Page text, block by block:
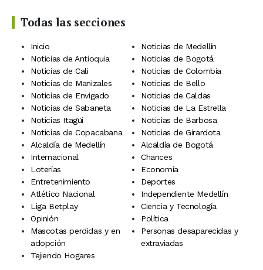
Todas las secciones
Inicio
Noticias de Medellín
Noticias de Antioquia
Noticias de Bogotá
Noticias de Cali
Noticias de Colombia
Noticias de Manizales
Noticias de Bello
Noticias de Envigado
Noticias de Caldas
Noticias de Sabaneta
Noticias de La Estrella
Noticias Itagüí
Noticias de Barbosa
Noticias de Copacabana
Noticias de Girardota
Alcaldía de Medellín
Alcaldía de Bogotá
Internacional
Chances
Loterías
Economía
Entretenimiento
Deportes
Atlético Nacional
Independiente Medellín
Liga Betplay
Ciencia y Tecnología
Opinión
Política
Mascotas perdidas y en
adopción
Personas desaparecidas y
extraviadas
Tejiendo Hogares